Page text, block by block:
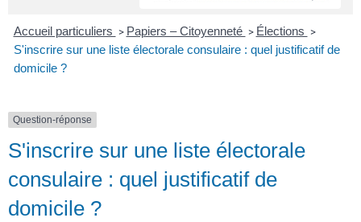
Accueil particuliers > Papiers – Citoyenneté > Élections >
S'inscrire sur une liste électorale consulaire : quel justificatif de
domicile ?
Question-réponse
S'inscrire sur une liste électorale
consulaire : quel justificatif de
domicile ?